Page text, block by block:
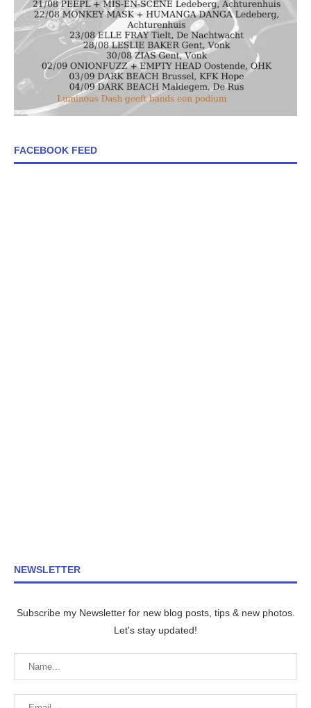
FACEBOOK FEED
NEWSLETTER
Subscribe my Newsletter for new blog posts, tips & new photos.
Let's stay updated!